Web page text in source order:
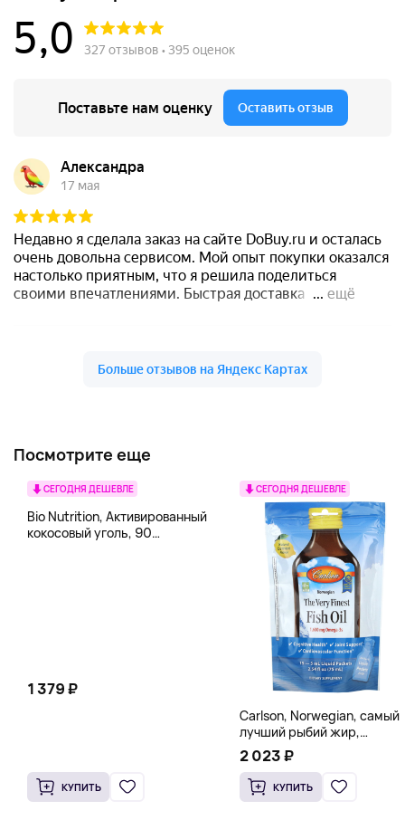
Посмотрите еще
СЕГОДНЯ ДЕШЕВЛЕ
Bio Nutrition, Активированный
кокосовый уголь, 90
1 379 ₽
КУПИТЬ
СЕГОДНЯ ДЕШЕВЛЕ
Carlson, Norwegian, самый
лучший рыбий жир,
натуральный лимон, 15
пакетиков (5 мл) каждый
2 023 ₽
КУПИТЬ